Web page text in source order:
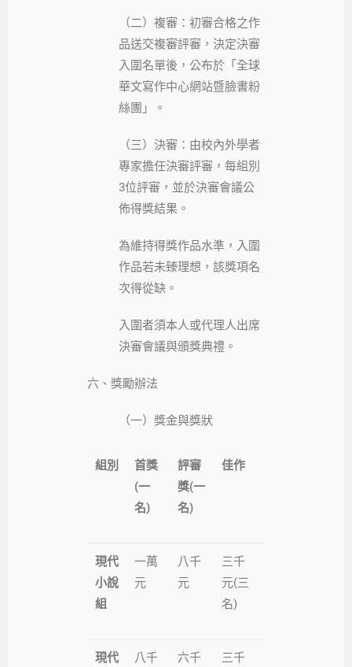
（二）複審：初審合格之作
品送交複審評審，決定決審
入圍名單後，公布於「全球
華文寫作中心網站暨臉書粉
絲團」。
（三）決審：由校內外學者
專家擔任決審評審，每組別
3位評審，並於決審會議公
佈得獎結果。
為維持得獎作品水準，入圍
作品若未臻理想，該獎項名
次得從缺。
入圍者須本人或代理人出席
決審會議與頒獎典禮。
六、獎勵辦法
（一）獎金與獎狀
組別
首獎
(一
名)
評審
獎(一
名)
佳作
現代
小說
組
一萬
元
八千
元
三千
元(三
名)
現代
八千
六千
三千